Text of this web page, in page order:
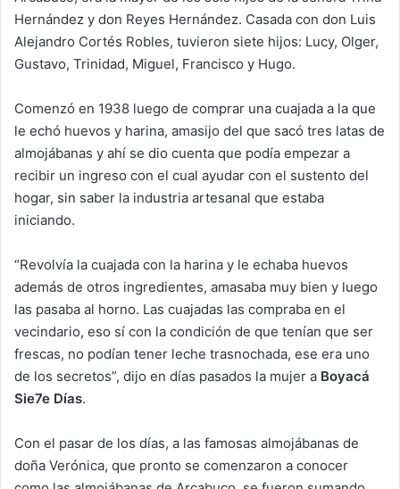
Hernández y don Reyes Hernández. Casada con don Luis
Alejandro Cortés Robles, tuvieron siete hijos: Lucy, Olger,
Gustavo, Trinidad, Miguel, Francisco y Hugo.
Comenzó en 1938 luego de comprar una cuajada a la que
le echó huevos y harina, amasijo del que sacó tres latas de
almojábanas y ahí se dio cuenta que podía empezar a
recibir un ingreso con el cual ayudar con el sustento del
hogar, sin saber la industria artesanal que estaba
iniciando.
“Revolvía la cuajada con la harina y le echaba huevos
además de otros ingredientes, amasaba muy bien y luego
las pasaba al horno. Las cuajadas las compraba en el
vecindario, eso sí con la condición de que tenían que ser
frescas, no podían tener leche trasnochada, ese era uno
de los secretos”, dijo en días pasados la mujer a Boyacá
Sie7e Días.
Con el pasar de los días, a las famosas almojábanas de
doña Verónica, que pronto se comenzaron a conocer